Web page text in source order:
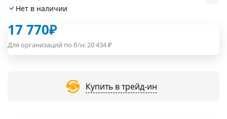
Нет в наличии
17 770₽
Для организаций по б/н:20 434₽
Купить в трейд-ин